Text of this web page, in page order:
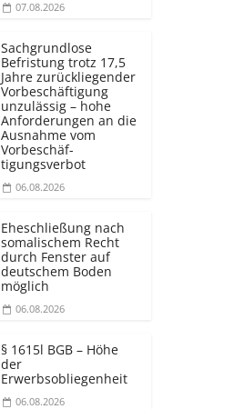
07.08.2026
Sachgrundlose
Befristung trotz 17,5
Jahre zurückliegender
Vorbeschäftigung
unzulässig – hohe
Anforderungen an die
Ausnahme vom
Vorbeschäf­
tigungsverbot
06.08.2026
Eheschließung nach
somalischem Recht
durch Fenster auf
deutschem Boden
möglich
06.08.2026
§ 1615l BGB – Höhe
der
Erwerbsobliegenheit
06.08.2026